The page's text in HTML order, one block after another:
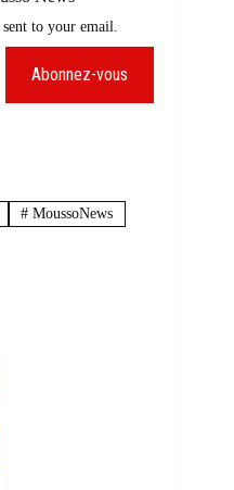
to your email.
Abonnez-vous
# MoussoNews